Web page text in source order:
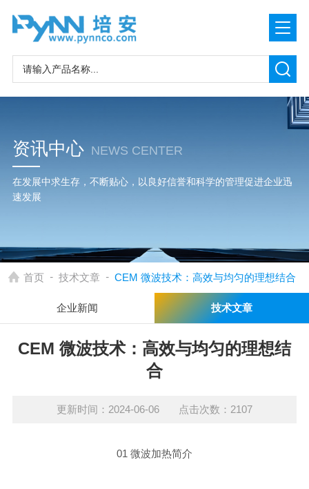
资讯中心 NEWS CENTER
在发展中求生存，不断贴心，以良好信誉和科学的管理促进企业迅
速发展
首页 - 技术文章 - CEM 微波技术：高效与均匀的理想结合
企业新闻 技术文章
CEM 微波技术：高效与均匀的理想结
合
更新时间：2024-06-06 点击次数：2107
01 微波加热简介